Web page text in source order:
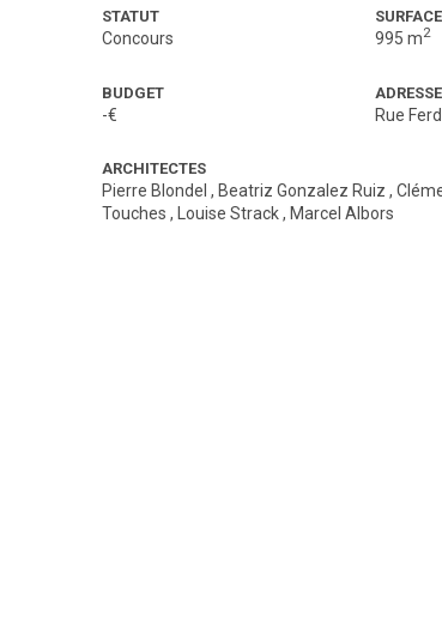
STATUT
Concours
SURFACE
995 m2
BUDGET
-€
ADRESSE
Rue
ARCHITECTES
Pierre Blondel , Beatriz Gonzalez Ruiz ,
Touches , Louise Strack, Marcel Albors